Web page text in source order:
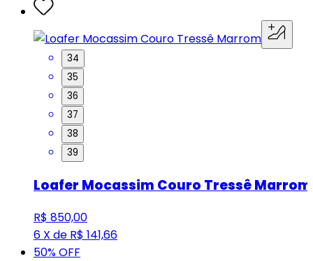
34
35
36
37
38
39
Loafer Mocassim Couro Tressê Marrom
R$ 850,00
6 X de R$ 141,66
50% OFF